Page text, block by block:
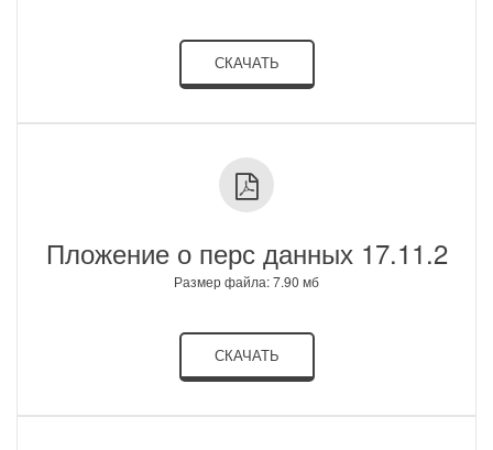
СКАЧАТЬ
Пложение о перс данных 17.11.2
Размер файла: 7.90 мб
СКАЧАТЬ